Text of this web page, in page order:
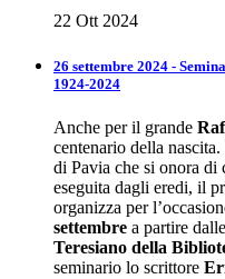
22 Ott 2024
26 settembre 2024 -
1924-2024
Anche per il grande
centenario della
di Pavia che si onora di
eseguita dagli eredi, il
organizza per
settembre a partire
Teresiano della
seminario lo scrittore